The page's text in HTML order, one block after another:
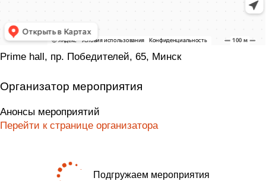
Prime hall, пр. Победителей, 65, Минск
Организатор мероприятия
Анонсы мероприятий
Перейти к странице организатора
Подгружаем мероприятия